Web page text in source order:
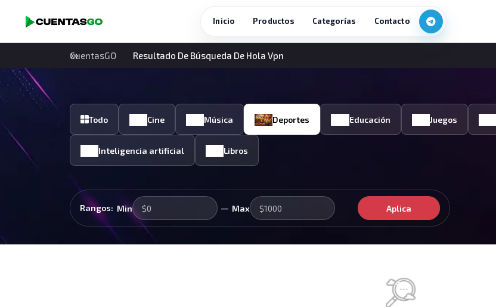
Inicio Productos Categorías Contacto
CuentasGO Resultado De Búsqueda De Hola Vpn
Todo Cine Música Deportes Educación Juegos
Inteligencia artificial Libros
Rangos: Min — Max Aplica